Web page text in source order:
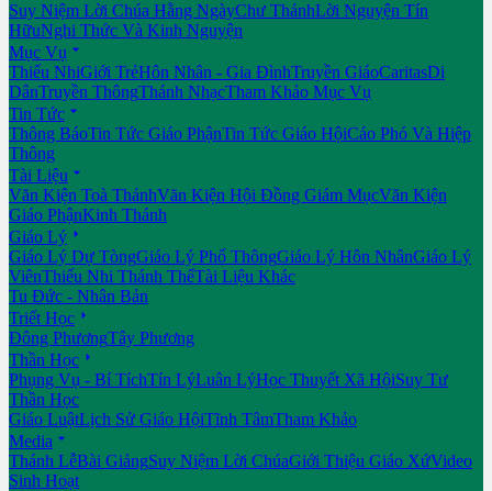
Suy Niệm Lời Chúa Hằng NgàyChư ThánhLời Nguyện Tín
HữuNghi Thức Và Kinh Nguyện
Mục Vụ 
Thiếu NhiGiới TrẻHôn Nhân - Gia ĐìnhTruyền GiáoCaritasDi
DânTruyền ThôngThánh NhạcTham Khảo Mục Vụ
Tin Tức 
Thông BáoTin Tức Giáo PhậnTin Tức Giáo HộiCáo Phó Và Hiệp
Thông
Tài Liệu 
Văn Kiện Toà ThánhVăn Kiện Hội Đồng Giám MụcVăn Kiện
Giáo PhậnKinh Thánh
Giáo Lý 
Giáo Lý Dự TòngGiáo Lý Phổ ThôngGiáo Lý Hôn NhânGiáo Lý
ViênThiếu Nhi Thánh ThểTài Liệu Khác
Tu Đức - Nhân Bản
Triết Học 
Đông PhươngTây Phương
Thần Học 
Phụng Vụ - Bí TíchTín LýLuân LýHọc Thuyết Xã HộiSuy Tư
Thần Học
Giáo LuậtLịch Sử Giáo HộiTĩnh TâmTham Khảo
Media 
Thánh LễBài GiảngSuy Niệm Lời ChúaGiới Thiệu Giáo XứVideo
Sinh Hoạt